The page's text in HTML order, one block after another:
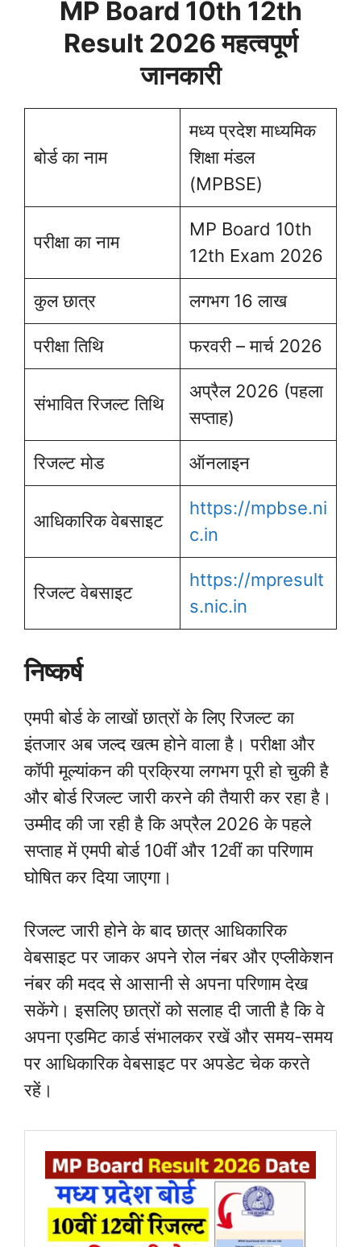
MP Board 10th 12th
Result 2026महत्वपूर्ण
जानकारी
बोर्ड का नाम
मध्य प्रदेश माध्यमिक
शिक्षा मंडल
(MPBSE)
परीक्षा का नाम
MP Board 10th
12th Exam 2026
कुल छात्र लगभग 16 लाख
परीक्षा तिथि फरवरी – मार्च 2026
संभावित रिजल्ट तिथि
अप्रैल 2026 (पहला
सप्ताह)
रिजल्ट मोड ऑनलाइन
आधिकारिक वेबसाइट
https://mpbse.ni
c.in
रिजल्ट वेबसाइट
https://mpresult
s.nic.in
निष्कर्ष
एमपी बोर्ड के लाखों छात्रों के लिए रिजल्ट का
इंतजार अब जल्द खत्म होने वाला है। परीक्षा और
कॉपी मूल्यांकन की प्रक्रिया लगभग पूरी हो चुकी है
और बोर्ड रिजल्ट जारी करने की तैयारी कर रहा है।
उम्मीद की जा रही है कि अप्रैल 2026 के पहले
सप्ताह में एमपी बोर्ड 10वीं और 12वीं का परिणाम
घोषित कर दिया जाएगा।
रिजल्ट जारी होने के बाद छात्र आधिकारिक
वेबसाइट पर जाकर अपने रोल नंबर और एप्लीकेशन
नंबर की मदद से आसानी से अपना परिणाम देख
सकेंगे। इसलिए छात्रों को सलाह दी जाती है कि वे
अपना एडमिट कार्ड संभालकर रखें और समय-समय
पर आधिकारिक वेबसाइट पर अपडेट चेक करते
रहें।